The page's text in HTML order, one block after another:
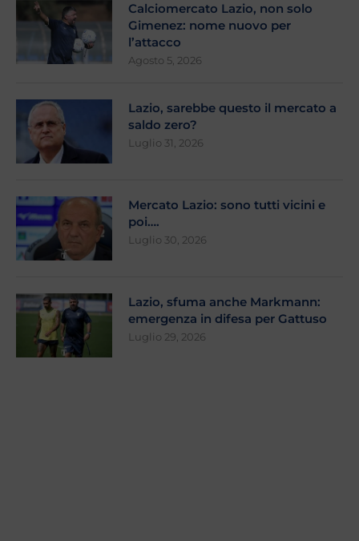
Calciomercato Lazio, non solo
Gimenez: nome nuovo per
l’attacco
Agosto 5, 2026
Lazio, sarebbe questo il mercato a
saldo zero?
Luglio 31, 2026
Mercato Lazio: sono tutti vicini e
poi….
Luglio 30, 2026
Lazio, sfuma anche Markmann:
emergenza in difesa per Gattuso
Luglio 29, 2026